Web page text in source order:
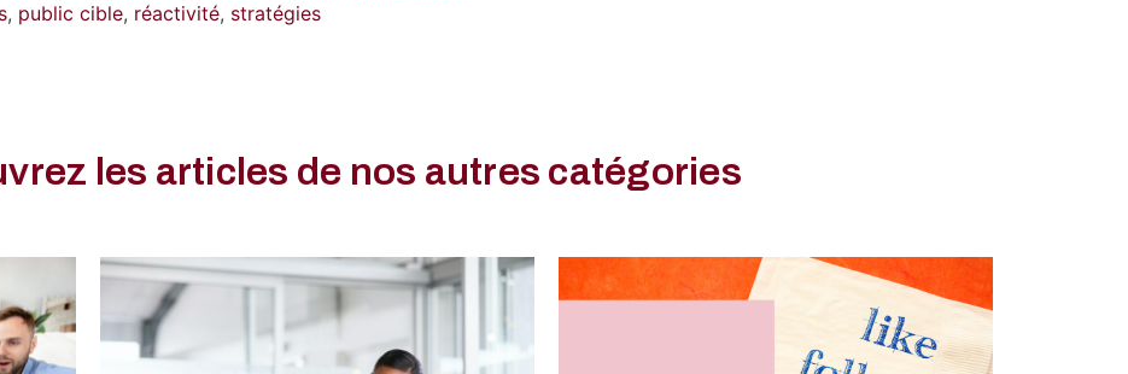
, public cible, réactivité, stratégies
les articles de nos autres catégories